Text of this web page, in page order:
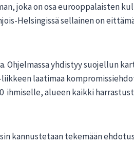
joka on osa eurooppalaisten
Helsingissä sellainen on
yhdistyy suojellun
laatimaa
ihmiselle, alueen kaikki
kannustetaan tekemään